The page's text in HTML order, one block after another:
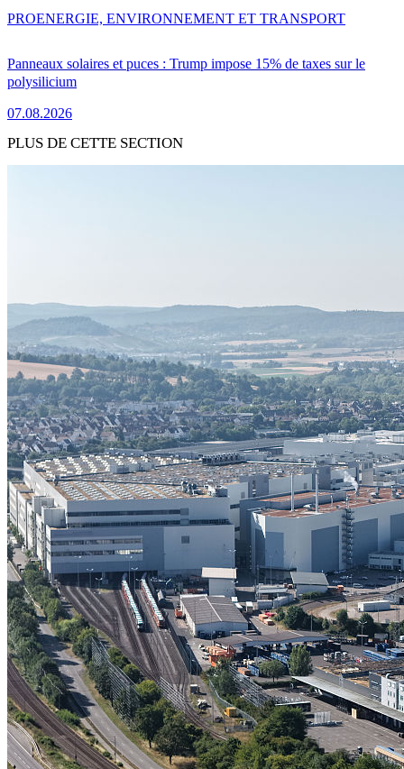
Panneaux solaires et puces : Trump impose 15% de taxes sur le
polysilicium
07.08.2026
PROENERGIE, ENVIRONNEMENT ET TRANSPORT
PLUS DE CETTE SECTION